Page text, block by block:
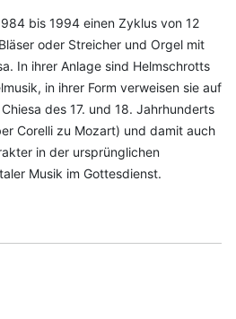
bis 1994 einen Zyklus von 12
oder Streicher und Orgel mit
In ihrer Anlage sind Helmschrotts
in ihrer Form verweisen sie auf
des 17. und 18. Jahrhunderts
Corelli zu Mozart) und damit auch
in der ursprünglichen
Musik im Gottesdienst.